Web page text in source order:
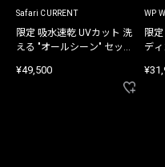
Safari CURRENT
限定 吸水速乾 UVカット 洗
える "オールシーン" セット
¥49,500
WP
限
デ